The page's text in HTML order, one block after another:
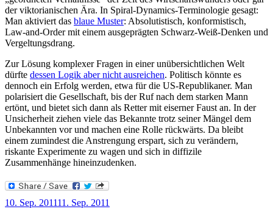
der viktorianischen Ära. In Spiral-Dynamics-Terminologie gesagt:
Man aktiviert das blaue Muster: Absolutistisch, konformistisch,
Law-and-Order mit einem ausgeprägten Schwarz-Weiß-Denken und
Vergeltungsdrang.
Zur Lösung komplexer Fragen in einer unübersichtlichen Welt
dürfte dessen Logik aber nicht ausreichen. Politisch könnte es
dennoch ein Erfolg werden, etwa für die US-Republikaner. Man
polarisiert die Gesellschaft, bis der Ruf nach dem starken Mann
ertönt, und bietet sich dann als Retter mit eiserner Faust an. In der
Unsicherheit ziehen viele das Bekannte trotz seiner Mängel dem
Unbekannten vor und machen eine Rolle rückwärts. Da bleibt
einem zumindest die Anstrengung erspart, sich zu verändern,
riskante Experimente zu wagen und sich in diffizile
Zusammenhänge hineinzudenken.
Veröffentlicht
10. Sep. 201111. Sep. 2011